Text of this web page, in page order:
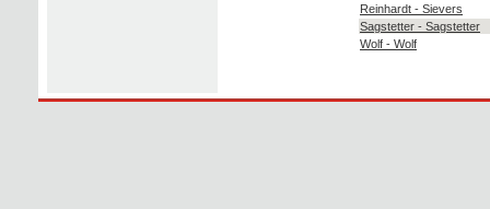
Reinhardt - Sievers
Sagstetter - Sagstetter
Wolf - Wolf